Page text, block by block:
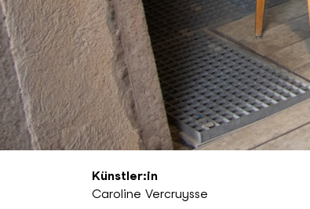
Künstler:in
Caroline Vercruysse